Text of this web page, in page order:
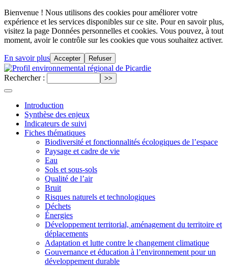
Bienvenue ! Nous utilisons des cookies pour améliorer votre
expérience et les services disponibles sur ce site. Pour en savoir plus,
visitez la page Données personnelles et cookies. Vous pouvez, à tout
moment, avoir le contrôle sur les cookies que vous souhaitez activer.
En savoir plus Accepter Refuser
Rechercher :
Introduction
Synthèse des enjeux
Indicateurs de suivi
Fiches thématiques
Biodiversité et fonctionnalités écologiques de l’espace
Paysage et cadre de vie
Eau
Sols et sous-sols
Qualité de l’air
Bruit
Risques naturels et technologiques
Déchets
Énergies
Développement territorial, aménagement du territoire et
déplacements
Adaptation et lutte contre le changement climatique
Gouvernance et éducation à l’environnement pour un
développement durable